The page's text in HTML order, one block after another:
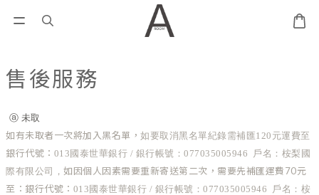
售後服務
ⓐ 未取
如有未取者一次將加入黑名單， 如要取消黑名單紀錄需補匯120元運費至
銀行代號： 013國泰世華銀行 / 銀行帳號：077035005946
戶名：桉梨國
際有限公司， 如因個人因素需要重新寄送第二次，需要先補匯運費70元
至：銀行代號： 013國泰世華銀行 / 銀行帳號：077035005946
戶名：桉